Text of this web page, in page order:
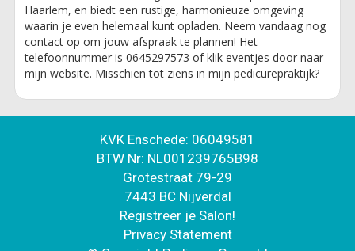
Haarlem, en biedt een rustige, harmonieuze omgeving
waarin je even helemaal kunt opladen. Neem vandaag nog
contact op om jouw afspraak te plannen! Het
telefoonnummer is 0645297573 of klik eventjes door naar
mijn website. Misschien tot ziens in mijn pedicurepraktijk?
KVK Enschede: 06049581
BTW Nr: NL001239765B98
Grotestraat 79-29
7443 BC Nijverdal
Registreer je Salon!
Privacy Statement